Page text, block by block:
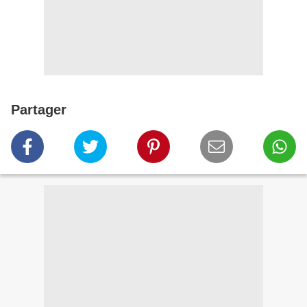
Partager